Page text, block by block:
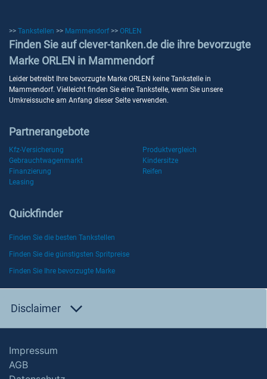
>> Tankstellen >> Mammendorf >> ORLEN
Finden Sie auf clever-tanken.de die ihre bevorzugte
Marke ORLEN in Mammendorf
Leider betreibt Ihre bevorzugte Marke ORLEN keine Tankstelle in
Mammendorf. Vielleicht finden Sie eine Tankstelle, wenn Sie unsere
Umkreissuche am Anfang dieser Seite verwenden.
Partnerangebote
Kfz-Versicherung
Produktvergleich
Gebrauchtwagenmarkt
Kindersitze
Finanzierung
Reifen
Leasing
Quickfinder
Finden Sie die besten Tankstellen
Finden Sie die günstigsten Spritpreise
Finden Sie Ihre bevorzugte Marke
Disclaimer
Impressum
AGB